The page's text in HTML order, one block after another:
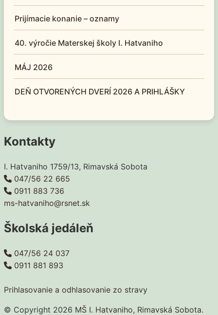
Prijímacie konanie – oznamy
40. výročie Materskej školy I. Hatvaniho
MÁJ 2026
DEŇ OTVORENÝCH DVERÍ 2026 A PRIHLÁŠKY
Kontakty
I. Hatvaniho 1759/13, Rimavská Sobota
047/56 22 665
0911 883 736
ms-hatvaniho@rsnet.sk
Školská jedáleň
047/56 24 037
0911 881 893
Prihlasovanie a odhlasovanie zo stravy
© Copyright 2026 MŠ I. Hatvaniho, Rimavská Sobota.